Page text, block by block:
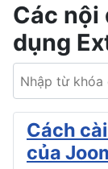
Các nội
dụng
Nhập từ khóa
Cách
của